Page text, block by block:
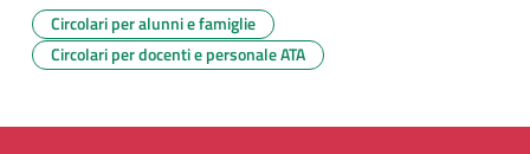
Circolari per alunni e famiglie
Circolari per docenti e personale ATA